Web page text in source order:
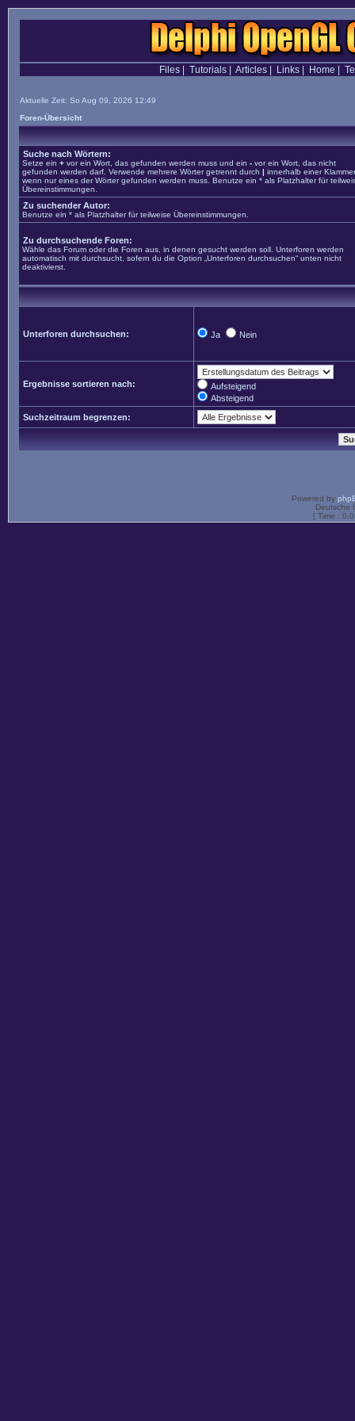
Files| Tutorials| Articles| Links| Home
Aktuelle Zeit: So Aug 09, 2026 12:49
Foren-Übersicht
Suche nach Wörtern:
Setze ein + vor ein Wort, das gefunden werden muss und ein - vor ein Wort, das nicht
gefunden werden darf. Verwende mehrere Wörter getrennt durch | innerhalb einer
wenn nur eines der Wörter gefunden werden muss. Benutze ein * als Platzhalter für
Übereinstimmungen.
Zu suchender Autor:
Benutze ein * als Platzhalter für teilweise Übereinstimmungen.
Zu durchsuchende Foren:
Wähle das Forum oder die Foren aus, in denen gesucht werden soll. Unterforen werden
automatisch mit durchsucht, sofern du die Option „Unterforen durchsuchen“ unten nicht
deaktivierst.
Unterforen durchsuchen: Ja Nein
Ergebnisse sortieren nach:
Aufsteigend
Absteigend
Suchzeitraum begrenzen:
Powered by
Deutsche
[ Time :